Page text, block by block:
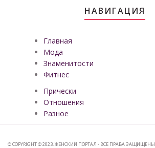
НАВИГАЦИЯ
Главная
Мода
Знаменитости
Фитнес
Прически
Отношения
Разное
© COPYRIGHT © 2023. ЖЕНСКИЙ ПОРТАЛ - ВСЕ ПРАВА ЗАЩИЩЕНЫ.